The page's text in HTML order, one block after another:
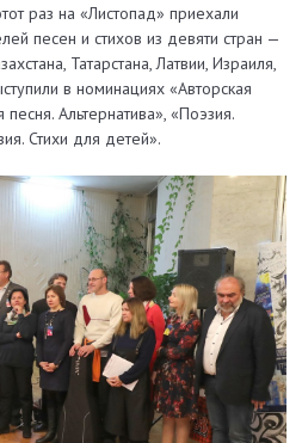
раз на «Листопад» приехали
песен и стихов из девяти стран —
Татарстана, Латвии, Израиля,
в номинациях «Авторская
Альтернатива», «Поэзия.
Стихи для детей».